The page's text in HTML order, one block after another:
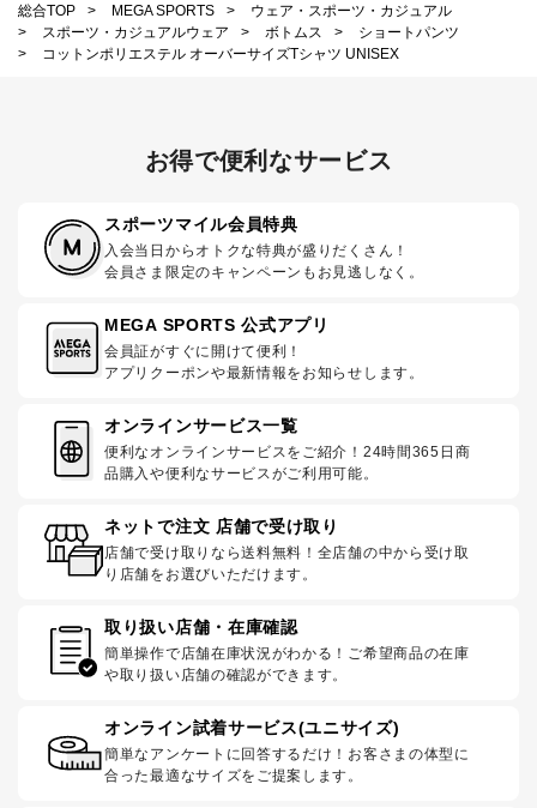
総合TOP
> MEGA SPORTS >
ウェア・スポーツ・カジュアル
>
スポーツ・カジュアルウェア > ボトムス >
ショートパンツ
>
コットンポリエステル オーバーサイズTシャツ UNISEX
お得で便利なサービス
スポーツマイル会員特典
入会当日からオトクな特典が盛りだくさん！
会員さま限定のキャンペーンもお見逃しなく。
MEGA SPORTS 公式アプリ
会員証がすぐに開けて便利！
アプリクーポンや最新情報をお知らせします。
オンラインサービス一覧
便利なオンラインサービスをご紹介！24時間365日商
品購入や便利なサービスがご利用可能。
ネットで注文 店舗で受け取り
店舗で受け取りなら送料無料！全店舗の中から受け取
り店舗をお選びいただけます。
取り扱い店舗・在庫確認
簡単操作で店舗在庫状況がわかる！ご希望商品の在庫
や取り扱い店舗の確認ができます。
オンライン試着サービス(ユニサイズ)
簡単なアンケートに回答するだけ！お客さまの体型に
合った最適なサイズをご提案します。